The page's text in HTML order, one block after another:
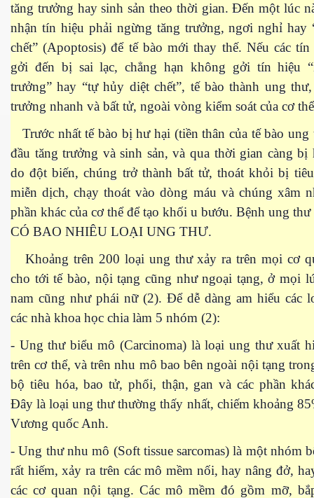
tăng trưởng hay sinh sản theo thời gian. Đến một lúc
nhận tín hiệu phải ngừng tăng trưởng, ngơi nghỉ hay
chết” (Apoptosis) để tế bào mới thay thế. Nếu các
gởi đến bị sai lạc, chẳng hạn không gởi tín hiệu
trưởng” hay “tự hủy diệt chết”, tế bào thành ung
trưởng nhanh và bất tử, ngoài vòng kiểm soát của cơ
Trước nhất tế bào bị hư hại (tiền thân của tế bào ung
đầu tăng trưởng và sinh sản, và qua thời gian càng bị
do đột biến, chúng trở thành bất tử, thoát khỏi bị
miễn dịch, chạy thoát vào dòng máu và chúng xâm
phần khác của cơ thể để tạo khối u bướu. Bệnh ung thư
CÓ BAO NHIÊU LOẠI UNG THƯ.
Khoảng trên 200 loại ung thư xảy ra trên mọi cơ
cho tới tế bào, nội tạng cũng như ngoại tạng, ở mọi
nam cũng như phái nữ (2). Để dễ dàng am hiểu các
các nhà khoa học chia làm 5 nhóm (2):
- Ung thư biểu mô (Carcinoma) là loại ung thư xuất
trên cơ thể, và trên nhu mô bao bên ngoài nội tạng
bộ tiêu hóa, bao tử, phổi, thận, gan và các phần
Đây là loại ung thư thường thấy nhất, chiếm khoảng
Vương quốc Anh.
- Ung thư nhu mô (Soft tissue sarcomas) là một nhóm
rất hiếm, xảy ra trên các mô mềm nối, hay nâng đở,
các cơ quan nội tạng. Các mô mềm đó gồm mỡ,
và ĐBCL